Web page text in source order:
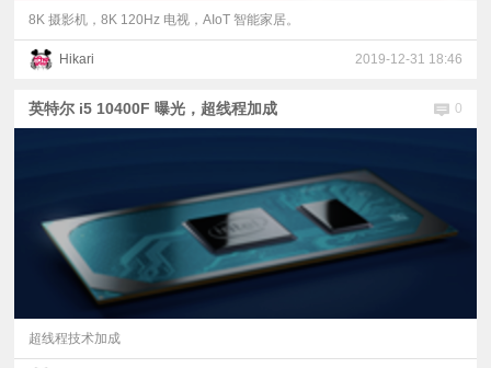
8K 摄影机，8K 120Hz 电视，AIoT 智能家居。
Hikari 2019-12-31 18:46
英特尔 i5 10400F 曝光，超线程加成 0
超线程技术加成